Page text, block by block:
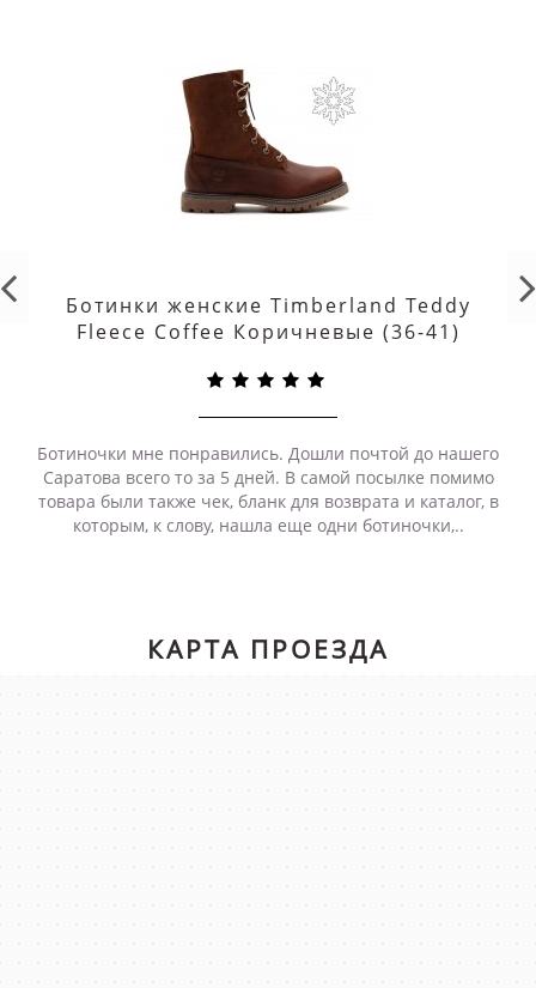
Ботинки женские Timberland Teddy
Fleece Coffee Коричневые (36-41)
Ботиночки мне понравились. Дошли почтой до нашего
Саратова всего то за 5 дней. В самой посылке помимо
товара были также чек, бланк для возврата и каталог, в
которым, к слову, нашла еще одни ботиночки,..
КАРТА ПРОЕЗДА